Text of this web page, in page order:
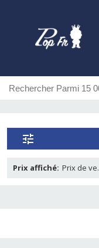
Prix affiché: Prix de ve.